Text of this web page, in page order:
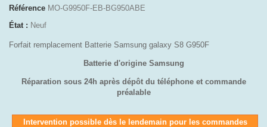
Référence MO-G9950F-EB-BG950ABE
État : Neuf
Forfait remplacement Batterie Samsung galaxy S8 G950F
Batterie d'origine Samsung
Réparation sous 24h après dépôt du téléphone et commande
préalable
Intervention possible dès le lendemain pour les commandes